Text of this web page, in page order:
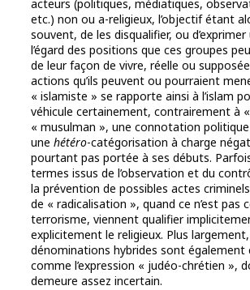
acteurs (politiques, médiatiques,
etc.) non ou a-religieux, l’objectif étant
souvent, de les disqualifier, ou
l’égard des positions que ces groupes
de leur façon de vivre, réelle ou
actions qu’ils peuvent ou pourraient
« islamiste » se rapporte ainsi à l’islam
véhicule certainement, contrairement à
« musulman », une connotation
une hétéro-catégorisation à charge
pourtant pas portée à ses débuts.
termes issus de l’observation et du
la prévention de possibles actes
de « radicalisation », quand ce n’est pas
terrorisme, viennent qualifier
explicitement le religieux. Plus
dénominations hybrides sont également
comme l’expression « judéo-chrétien »,
demeure assez incertain.